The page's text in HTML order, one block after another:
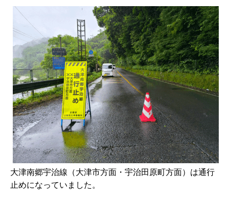
大津南郷宇治線（大津市方面・宇治田原町方面）は通行
止めになっていました。